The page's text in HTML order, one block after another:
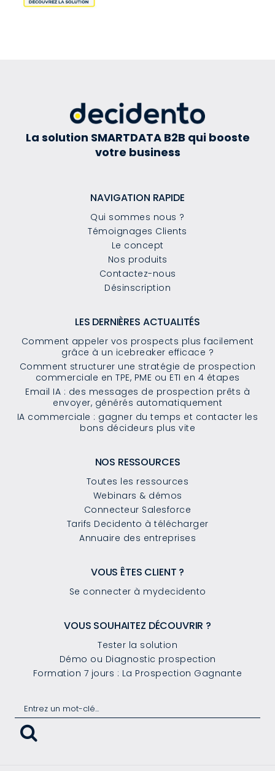
La solution SMARTDATA B2B qui booste
votre business
NAVIGATION RAPIDE
Qui sommes nous ?
Témoignages Clients
Le concept
Nos produits
Contactez-nous
Désinscription
LES DERNIÈRES ACTUALITÉS
Comment appeler vos prospects plus facilement
grâce à un icebreaker efficace ?
Comment structurer une stratégie de prospection
commerciale en TPE, PME ou ETI en 4 étapes
Email IA : des messages de prospection prêts à
envoyer, générés automatiquement
IA commerciale : gagner du temps et contacter les
bons décideurs plus vite
NOS RESSOURCES
Toutes les ressources
Webinars & démos
Connecteur Salesforce
Tarifs Decidento à télécharger
Annuaire des entreprises
VOUS ÊTES CLIENT ?
Se connecter à mydecidento
VOUS SOUHAITEZ DÉCOUVRIR ?
Tester la solution
Démo ou Diagnostic prospection
Formation 7 jours : La Prospection Gagnante